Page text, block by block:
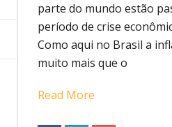
parte do mundo estão
período de crise
Como aqui no Brasil a
muito mais que o
Read More